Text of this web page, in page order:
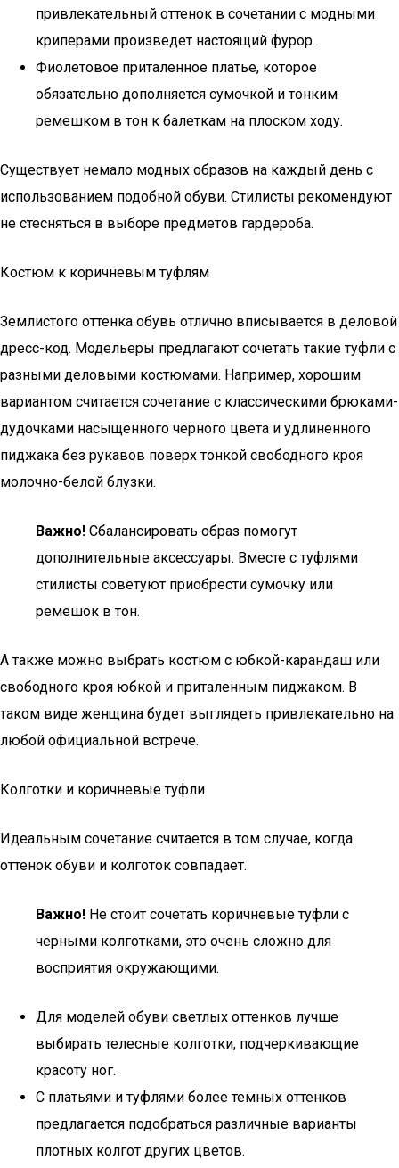
привлекательный оттенок в сочетании с модными
криперами произведет настоящий фурор.
Фиолетовое приталенное платье, которое
обязательно дополняется сумочкой и тонким
ремешком в тон к балеткам на плоском ходу.
Существует немало модных образов на каждый день с
использованием подобной обуви. Стилисты рекомендуют
не стесняться в выборе предметов гардероба.
Костюм к коричневым туфлям
Землистого оттенка обувь отлично вписывается в деловой
дресс-код. Модельеры предлагают сочетать такие туфли с
разными деловыми костюмами. Например, хорошим
вариантом считается сочетание с классическими брюками-
дудочками насыщенного черного цвета и удлиненного
пиджака без рукавов поверх тонкой свободного кроя
молочно-белой блузки.
Важно! Сбалансировать образ помогут
дополнительные аксессуары. Вместе с туфлями
стилисты советуют приобрести сумочку или
ремешок в тон.
А также можно выбрать костюм с юбкой-карандаш или
свободного кроя юбкой и приталенным пиджаком. В
таком виде женщина будет выглядеть привлекательно на
любой официальной встрече.
Колготки и коричневые туфли
Идеальным сочетание считается в том случае, когда
оттенок обуви и колготок совпадает.
Важно! Не стоит сочетать коричневые туфли с
черными колготками, это очень сложно для
восприятия окружающими.
Для моделей обуви светлых оттенков лучше
выбирать телесные колготки, подчеркивающие
красоту ног.
С платьями и туфлями более темных оттенков
предлагается подобраться различные варианты
плотных колгот других цветов.